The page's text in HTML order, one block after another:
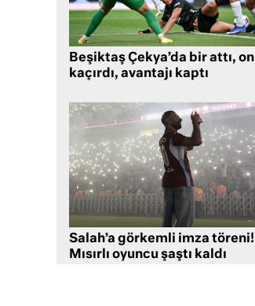
Beşiktaş Çekya’da bir attı, on
kaçırdı, avantajı kaptı
Salah’a görkemli imza töreni!
Mısırlı oyuncu şaştı kaldı